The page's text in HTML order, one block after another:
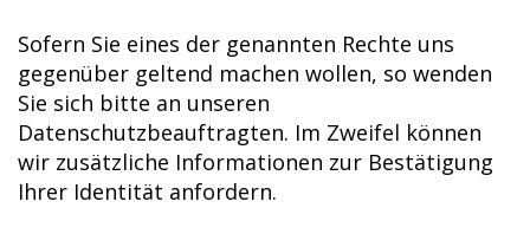
Sofern Sie eines der genannten Rechte uns
gegenüber geltend machen wollen, so wenden
Sie sich bitte an unseren
Datenschutzbeauftragten. Im Zweifel können
wir zusätzliche Informationen zur Bestätigung
Ihrer Identität anfordern.